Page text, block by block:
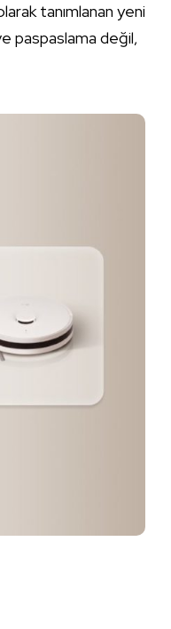
tanımlanan yeni
paspaslama değil,